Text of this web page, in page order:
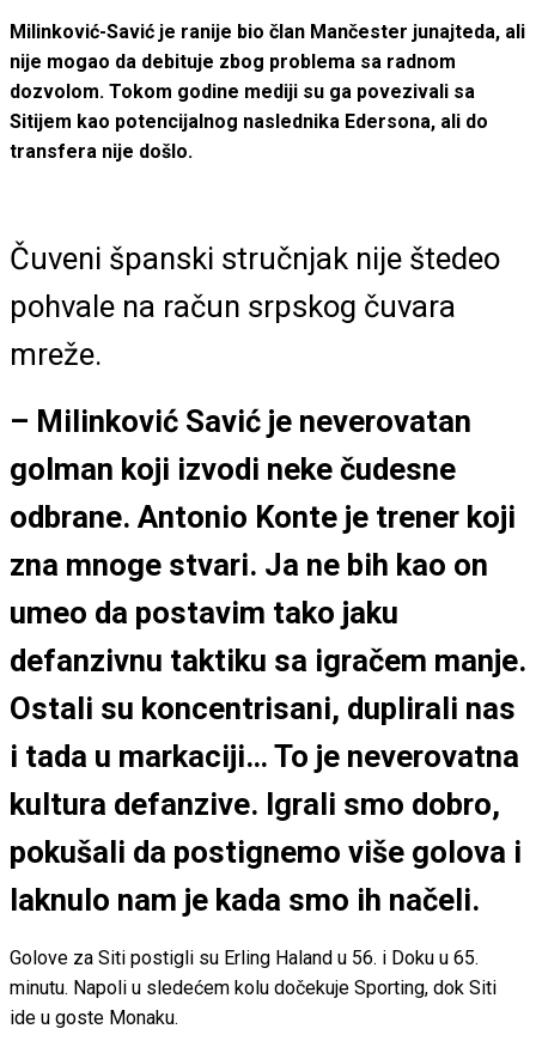
Milinković-Savić je ranije bio član Mančester junajteda, ali
nije mogao da debituje zbog problema sa radnom
dozvolom. Tokom godine mediji su ga povezivali sa
Sitijem kao potencijalnog naslednika Edersona, ali do
transfera nije došlo.
Čuveni španski stručnjak nije štedeo
pohvale na račun srpskog čuvara
mreže.
– Milinković Savić je neverovatan
golman koji izvodi neke čudesne
odbrane. Antonio Konte je trener koji
zna mnoge stvari. Ja ne bih kao on
umeo da postavim tako jaku
defanzivnu taktiku sa igračem manje.
Ostali su koncentrisani, duplirali nas
i tada u markaciji… To je neverovatna
kultura defanzive. Igrali smo dobro,
pokušali da postignemo više golova i
laknulo nam je kada smo ih načeli.
Golove za Siti postigli su Erling Haland u 56. i Doku u 65.
minutu. Napoli u sledećem kolu dočekuje Sporting, dok Siti
ide u goste Monaku.